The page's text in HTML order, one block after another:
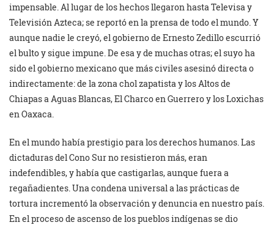
impensable. Al lugar de los hechos llegaron hasta Televisa y
Televisión Azteca; se reportó en la prensa de todo el mundo. Y
aunque nadie le creyó, el gobierno de Ernesto Zedillo escurrió
el bulto y sigue impune. De esa y de muchas otras; el suyo ha
sido el gobierno mexicano que más civiles asesinó directa o
indirectamente: de la zona chol zapatista y los Altos de
Chiapas a Aguas Blancas, El Charco en Guerrero y los Loxichas
en Oaxaca.
En el mundo había prestigio para los derechos humanos. Las
dictaduras del Cono Sur no resistieron más, eran
indefendibles, y había que castigarlas, aunque fuera a
regañadientes. Una condena universal a las prácticas de
tortura incrementó la observación y denuncia en nuestro país.
En el proceso de ascenso de los pueblos indígenas se dio